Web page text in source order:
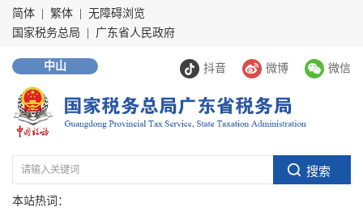
简体 繁体
无障碍浏览
国家税务总局
广东省人民政府
抖音 微博 微信
中山
本站热词：